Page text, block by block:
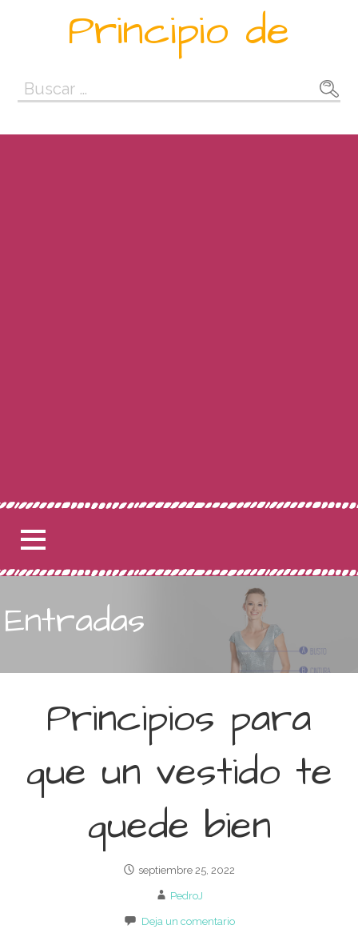
Principio de
Buscar:
Entradas
Principios para
que un vestido te
quede bien
septiembre 25, 2022
PedroJ
Deja un comentario